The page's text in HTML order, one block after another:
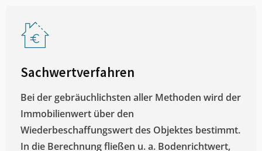
Sachwertverfahren
Bei der gebräuchlichsten aller Methoden wird der
Immobilienwert über den
Wiederbeschaffungswert des Objektes bestimmt.
In die Berechnung fließen u. a. Bodenrichtwert,